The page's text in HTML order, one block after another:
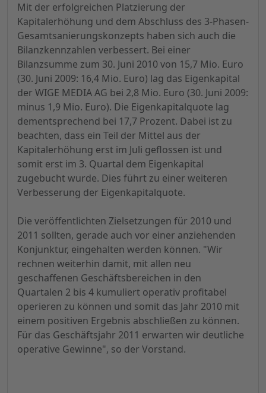
Mit der erfolgreichen Platzierung der
Kapitalerhöhung und dem Abschluss des 3-Phasen-
Gesamtsanierungskonzepts haben sich auch die
Bilanzkennzahlen verbessert. Bei einer
Bilanzsumme zum 30. Juni 2010 von 15,7 Mio. Euro
(30. Juni 2009: 16,4 Mio. Euro) lag das Eigenkapital
der WIGE MEDIA AG bei 2,8 Mio. Euro (30. Juni 2009:
minus 1,9 Mio. Euro). Die Eigenkapitalquote lag
dementsprechend bei 17,7 Prozent. Dabei ist zu
beachten, dass ein Teil der Mittel aus der
Kapitalerhöhung erst im Juli geflossen ist und
somit erst im 3. Quartal dem Eigenkapital
zugebucht wurde. Dies führt zu einer weiteren
Verbesserung der Eigenkapitalquote.
Die veröffentlichten Zielsetzungen für 2010 und
2011 sollten, gerade auch vor einer anziehenden
Konjunktur, eingehalten werden können. "Wir
rechnen weiterhin damit, mit allen neu
geschaffenen Geschäftsbereichen in den
Quartalen 2 bis 4 kumuliert operativ profitabel
operieren zu können und somit das Jahr 2010 mit
einem positiven Ergebnis abschließen zu können.
Für das Geschäftsjahr 2011 erwarten wir deutliche
operative Gewinne", so der Vorstand.